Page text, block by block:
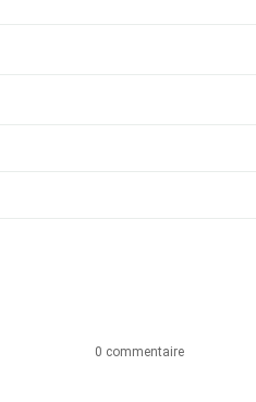
0 commentaire